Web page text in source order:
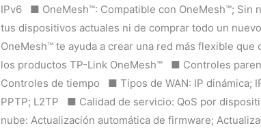
IPv6 ■ OneMesh™: Compatible con OneMesh™; Sin
tus dispositivos actuales ni de comprar todo un
OneMesh™ te ayuda a crear una red más flexible que
los productos TP-Link OneMesh™ ■ Controles
Controles de tiempo ■ Tipos de WAN: IP dinámica;
PPTP; L2TP ■ Calidad de servicio: QoS por
nube: Actualización automática de firmware;